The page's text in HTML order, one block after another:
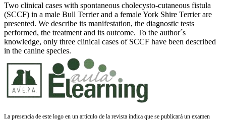
Two clinical cases with spontaneous cholecysto-cutaneous fistula
(SCCF) in a male Bull Terrier and a female York Shire Terrier are
presented. We describe its manifestation, the diagnostic tests
performed, the treatment and its outcome. To the author´s
knowledge, only three clinical cases of SCCF have been described
in the canine species.
La presencia de este logo en un artículo de la revista indica que se publicará un examen